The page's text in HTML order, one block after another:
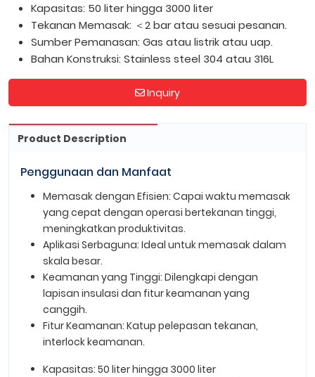
Kapasitas: 50 liter hingga 3000 liter
Tekanan Memasak: ＜2 bar atau sesuai pesanan.
Sumber Pemanasan: Gas atau listrik atau uap.
Bahan Konstruksi: Stainless steel 304 atau 316L
Inquiry
Product Description
Penggunaan dan Manfaat
Memasak dengan Efisien: Capai waktu memasak
yang cepat dengan operasi bertekanan tinggi,
meningkatkan produktivitas.
Aplikasi Serbaguna: Ideal untuk memasak dalam
skala besar.
Keamanan yang Tinggi: Dilengkapi dengan
lapisan insulasi dan fitur keamanan yang
canggih.
Fitur Keamanan: Katup pelepasan tekanan,
interlock keamanan.
Kapasitas: 50 liter hingga 3000 liter